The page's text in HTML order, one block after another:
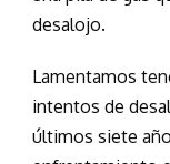
desalojo.
Lamentamos
intentos de
últimos siete